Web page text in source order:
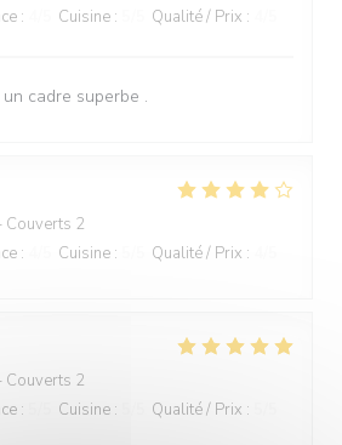
: Cuisine : Qualité / Prix :
cadre superbe .
Couverts 2
: Cuisine : Qualité / Prix :
Couverts 2
: Cuisine : Qualité / Prix :